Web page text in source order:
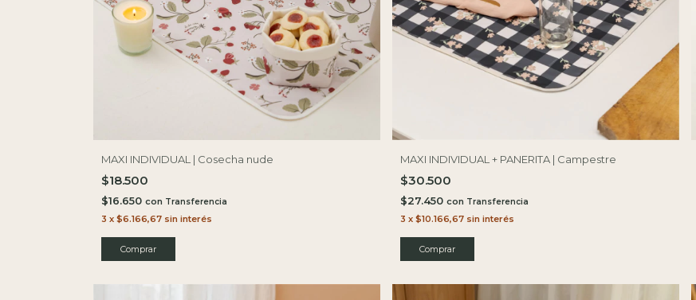
MAXI INDIVIDUAL | Cosecha nude
$18.500
$16.650 con
3 x $6.166,67 sin interés
MAXI INDIVIDUAL + PANERITA | Campestre
$30.500
$27.450 con
3 x $10.166,67 sin interés